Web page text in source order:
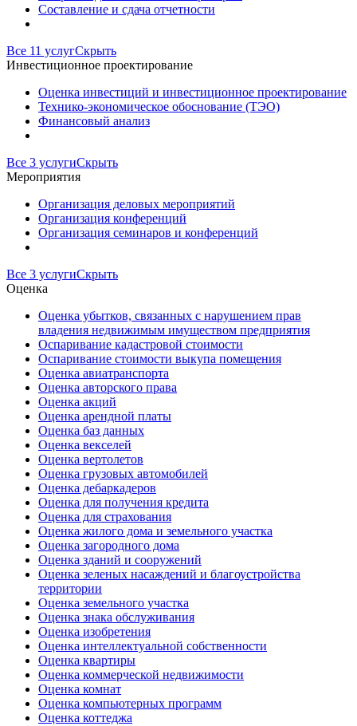
Составление и сдача отчетности
Все 11 услугСкрыть
Инвестиционное проектирование
Оценка инвестиций и инвестиционное проектирование
Технико-экономическое обоснование (ТЭО)
Финансовый анализ
Все 3 услугиСкрыть
Мероприятия
Организация деловых мероприятий
Организация конференций
Организация семинаров и конференций
Все 3 услугиСкрыть
Оценка
Оценка убытков, связанных с нарушением прав
владения недвижимым имуществом предприятия
Оспаривание кадастровой стоимости
Оспаривание стоимости выкупа помещения
Оценка авиатранспорта
Оценка авторского права
Оценка акций
Оценка арендной платы
Оценка баз данных
Оценка векселей
Оценка вертолетов
Оценка грузовых автомобилей
Оценка дебаркадеров
Оценка для получения кредита
Оценка для страхования
Оценка жилого дома и земельного участка
Оценка загородного дома
Оценка зданий и сооружений
Оценка зеленых насаждений и благоустройства
территории
Оценка земельного участка
Оценка знака обслуживания
Оценка изобретения
Оценка интеллектуальной собственности
Оценка квартиры
Оценка коммерческой недвижимости
Оценка комнат
Оценка компьютерных программ
Оценка коттеджа